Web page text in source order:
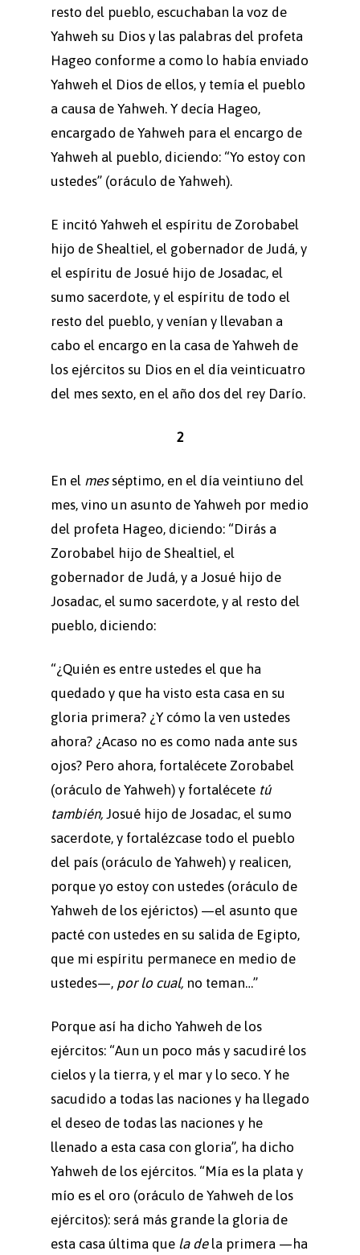
resto del pueblo, escuchaban la voz de
Yahweh su Dios y las palabras del profeta
Hageo conforme a como lo había enviado
Yahweh el Dios de ellos, y temía el pueblo
a causa de Yahweh. Y decía Hageo,
encargado de Yahweh para el encargo de
Yahweh al pueblo, diciendo: “Yo estoy con
ustedes” (oráculo de Yahweh).
E incitó Yahweh el espíritu de Zorobabel
hijo de Shealtiel, el gobernador de Judá, y
el espíritu de Josué hijo de Josadac, el
sumo sacerdote, y el espíritu de todo el
resto del pueblo, y venían y llevaban a
cabo el encargo en la casa de Yahweh de
los ejércitos su Dios en el día veinticuatro
del mes sexto, en el año dos del rey Darío.
2
En el messéptimo, en el día veintiuno del
mes, vino un asunto de Yahweh por medio
del profeta Hageo, diciendo: “Dirás a
Zorobabel hijo de Shealtiel, el
gobernador de Judá, y a Josué hijo de
Josadac, el sumo sacerdote, y al resto del
pueblo, diciendo:
“¿Quién es entre ustedes el que ha
quedado y que ha visto esta casa en su
gloria primera? ¿Y cómo la ven ustedes
ahora? ¿Acaso no es como nada ante sus
ojos? Pero ahora, fortalécete Zorobabel
(oráculo de Yahweh) y fortalécete tú
también, Josué hijo de Josadac, el sumo
sacerdote, y fortalézcase todo el pueblo
del país (oráculo de Yahweh) y realicen,
porque yo estoy con ustedes (oráculo de
Yahweh de los ejérictos) —el asunto que
pacté con ustedes en su salida de Egipto,
que mi espíritu permanece en medio de
ustedes—, por lo cual, no teman…”
Porque así ha dicho Yahweh de los
ejércitos: “Aun un poco más y sacudiré los
cielos y la tierra, y el mar y lo seco. Y he
sacudido a todas las naciones y ha llegado
el deseo de todas las naciones y he
llenado a esta casa con gloria”, ha dicho
Yahweh de los ejércitos. “Mía es la plata y
mío es el oro (oráculo de Yahweh de los
ejércitos): será más grande la gloria de
esta casa última que la de la primera —ha